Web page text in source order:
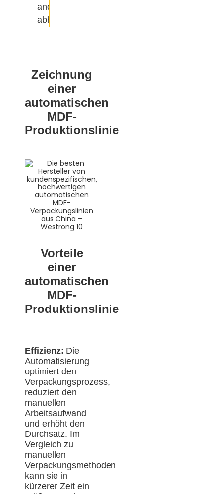
anderen
abheben.
Zeichnung
einer
automatischen
MDF-
Produktionslinie
Vorteile
einer
automatischen
MDF-
Produktionslinie
Effizienz: Die
Automatisierung
optimiert den
Verpackungsprozess,
reduziert den
manuellen
Arbeitsaufwand
und erhöht den
Durchsatz. Im
Vergleich zu
manuellen
Verpackungsmethoden
kann sie in
kürzerer Zeit ein